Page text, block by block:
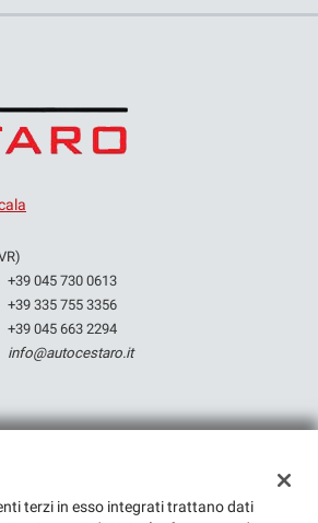
+39 045 730 0613
+39 335 755 3356
+39 045 663 2294
info@autocestaro.it
Scala (VR)
terzi in esso integrati trattano dati